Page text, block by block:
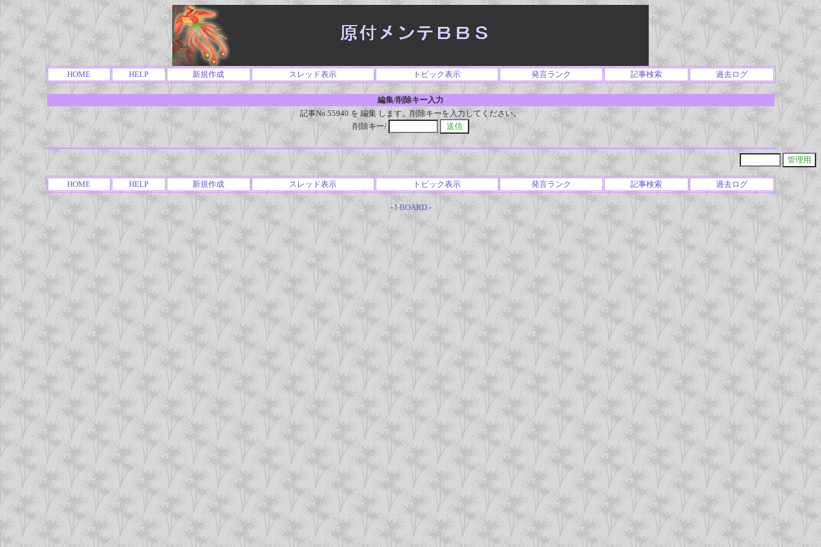
HOME HELP 新規作成 スレッド表示 トピック表示 発言ランク 記事検索 過去ログ
編集/削除キー入力
記事No.55940 を 編集 します。削除キーを入力してください。
削除キー/
HOME HELP 新規作成 スレッド表示 トピック表示 発言ランク 記事検索 過去ログ
- I-BOARD-